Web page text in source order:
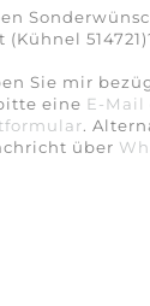
(Kühnel
Sie mir
eine E-Mail
.
über